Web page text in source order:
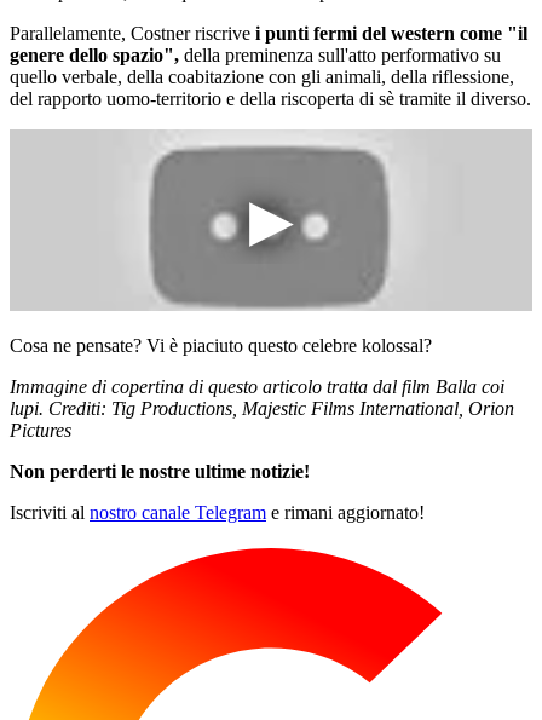
Parallelamente, Costner riscrive i punti fermi del western come "il
genere dello spazio", della preminenza sull'atto performativo su
quello verbale, della coabitazione con gli animali, della riflessione,
del rapporto uomo-territorio e della riscoperta di sè tramite il diverso.
Cosa ne pensate? Vi è piaciuto questo celebre kolossal?
Immagine di copertina di questo articolo tratta dal film Balla coi
lupi. Crediti: Tig Productions, Majestic Films International, Orion
Pictures
Non perderti le nostre ultime notizie!
Iscriviti al nostro canale Telegram e rimani aggiornato!